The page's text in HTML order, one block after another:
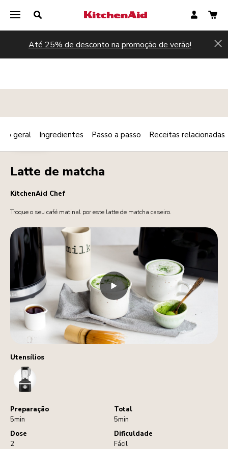
Até 25% de desconto na promoção de verão!
Utensílios
Blender
Preparação
5min
Total
5min
Dose
2
Dificuldade
Fácil
BEBIDAS Print
Latte de matcha
KitchenAid Chef
Troque o seu café matinal por este latte de matcha caseiro.
geral Ingredientes Passo a passo Receitas relacionadas